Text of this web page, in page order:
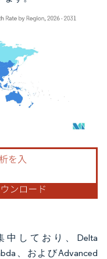
4.0の表示が必要です。
しており、Delta
、およびAdvanced